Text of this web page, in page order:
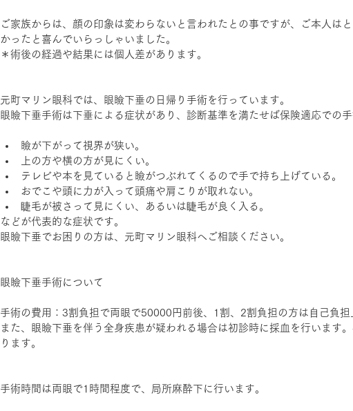
ご家族からは、顔の印象は変わらないと言われたとの事ですが、ご本人は
かったと喜んでいらっしゃいました。
＊術後の経過や結果には個人差があります。
元町マリン眼科では、眼瞼下垂の日帰り手術を行っています。
眼瞼下垂手術は下垂による症状があり、診断基準を満たせば保険適応での手
瞼が下がって視界が狭い。
上の方や横の方が見にくい。
テレビや本を見ていると瞼がつぶれてくるので手で持ち上げている。
おでこや頭に力が入って頭痛や肩こりが取れない。
睫毛が被さって見にくい、あるいは睫毛が良く入る。
などが代表的な症状です。
眼瞼下垂でお困りの方は、元町マリン眼科へご相談ください。
眼瞼下垂手術について
手術の費用：3割負担で両眼で50000円前後、1割、2割負担の方は自己負担
また、眼瞼下垂を伴う全身疾患が疑われる場合は初診時に採血を行います
ります。
手術時間は両眼で1時間程度で、局所麻酔下に行います。